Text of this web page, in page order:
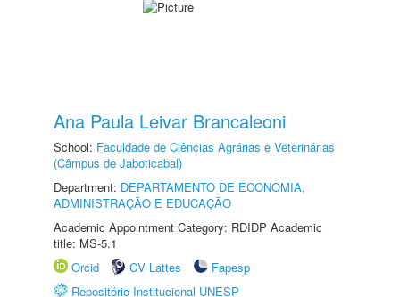
Ana Paula Leivar Brancaleoni
School: Faculdade de Ciências Agrárias e Veterinárias
(Câmpus de Jaboticabal)
Department: DEPARTAMENTO DE ECONOMIA,
ADMINISTRAÇÃO E EDUCAÇÃO
Academic Appointment Category: RDIDP Academic
title: MS-5.1
Orcid
CV Lattes
Fapesp
Repositório Institucional UNESP